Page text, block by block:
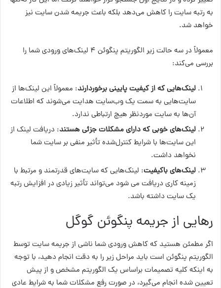
به رتبه سایت را کاهش می‌دهد بلکه باعث جریمه شدن سایت نیز
خواهد شد.
معمولاً در سه حالت زیر الگوریتم پنگوئن ۴ لینک‌های ورودی شما را
بررسی می‌کند:
لینک‌هایی که از کیفیت پایینی برخوردارند: معمولاً این لینک‌ها از
سایت‌هایی به سمت یک وب‌سایت هدایت می‌شوند که اطلاعات
آن‌ها به سایت موردنظر هیچ ارتباطی ندارد.
لینک‌های خوبی که دارای مشکلات جزئی هستند: دریافت لینک از
این سایت‌ها با شرایط کنترل‌شده تأثیر منفی بر سایت شما
نخواهد داشت.
لینک‌های باکیفیت: لینک‌هایی که سایت‌های قدرتمند و مرتبط با
زمینه کاری دریافت می شود می‌تواند تأثیر زیادی در افزایش رتبه
یک سایت داشته باشد.
رهایی از جریمه پنگوئن گوگل
اگر مطمئن هستید که کاهش ورودی شما ناشی از جریمه سایت توسط
الگوریتم پنگوئن است باید مراحل زیر را به دقت انجام دهید، با توجه
به اینکه کلیه تصمیمات براساس یک الگوریتم مشخص و از پیش
تعیین شده انجام می‌گیرد، در صورت رفع مشکلات شما به شرایط عادی